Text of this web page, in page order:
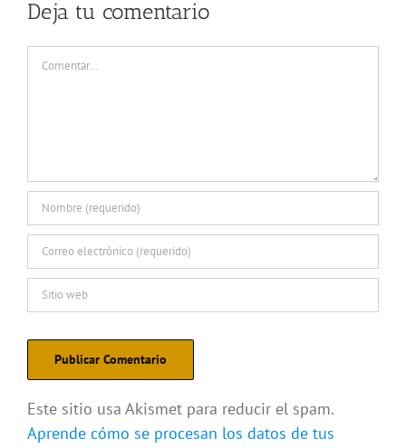
Deja tu comentario
Comentar
Este sitio usa Akismet para reducir el spam.
Aprende cómo se procesan los datos de tus